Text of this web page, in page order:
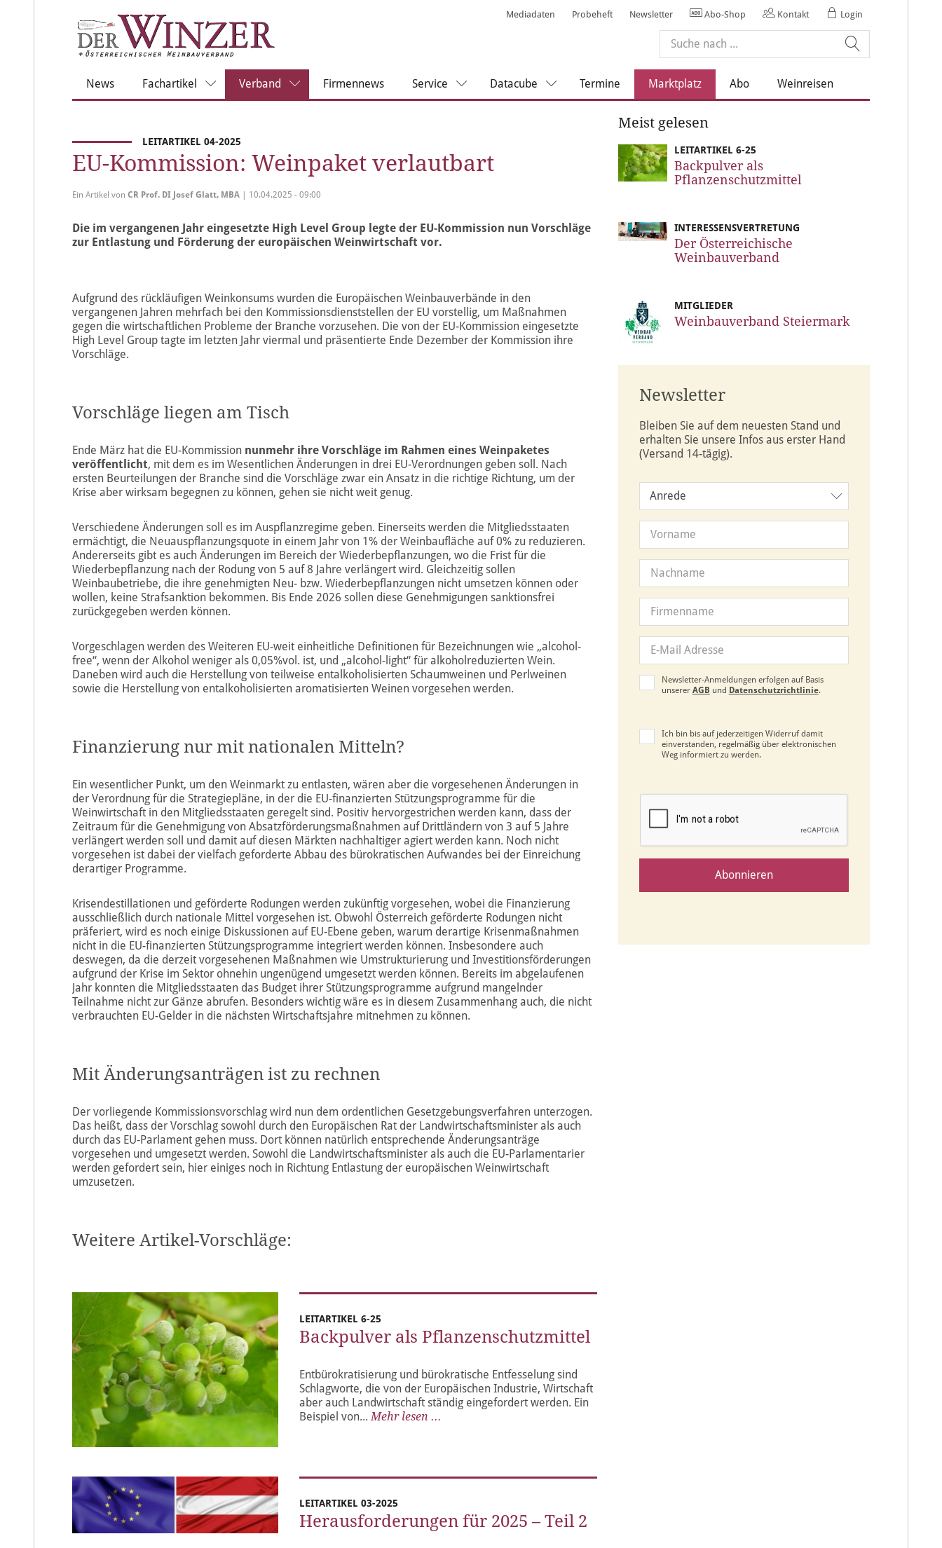
Mediadaten Probeheft Newsletter Abo-Shop Kontakt Login
News Fachartikel Verband Firmennews Service Datacube Termine Marktplatz Abo Weinreisen
LEITARTIKEL 04-2025
EU-Kommission: Weinpaket verlautbart
Ein Artikel von CR Prof. DI Josef Glatt, MBA | 10.04.2025 - 09:00
Die im vergangenen Jahr eingesetzte High Level Group legte der EU-Kommission nun Vorschläge
zur Entlastung und Förderung der europäischen Weinwirtschaft vor.
Aufgrund des rückläufigen Weinkonsums wurden die Europäischen Weinbauverbände in den
vergangenen Jahren mehrfach bei den Kommissionsdienststellen der EU vorstellig, um Maßnahmen
gegen die wirtschaftlichen Probleme der Branche vorzusehen. Die von der EU-Kommission eingesetzte
High Level Group tagte im letzten Jahr viermal und präsentierte Ende Dezember der Kommission ihre
Vorschläge.
Vorschläge liegen am Tisch
Ende März hat die EU-Kommission nunmehr ihre Vorschläge im Rahmen eines Weinpaketes
veröffentlicht, mit dem es im Wesentlichen Änderungen in drei EU-Verordnungen geben soll. Nach
ersten Beurteilungen der Branche sind die Vorschläge zwar ein Ansatz in die richtige Richtung, um der
Krise aber wirksam begegnen zu können, gehen sie nicht weit genug.
Verschiedene Änderungen soll es im Auspflanzregime geben. Einerseits werden die Mitgliedsstaaten
ermächtigt, die Neuauspflanzungsquote in einem Jahr von 1% der Weinbaufläche auf 0% zu reduzieren.
Andererseits gibt es auch Änderungen im Bereich der Wiederbepflanzungen, wo die Frist für die
Wiederbepflanzung nach der Rodung von 5 auf 8 Jahre verlängert wird. Gleichzeitig sollen
Weinbaubetriebe, die ihre genehmigten Neu- bzw. Wiederbepflanzungen nicht umsetzen können oder
wollen, keine Strafsanktion bekommen. Bis Ende 2026 sollen diese Genehmigungen sanktionsfrei
zurückgegeben werden können.
Vorgeschlagen werden des Weiteren EU-weit einheitliche Definitionen für Bezeichnungen wie „alcohol-
free“, wenn der Alkohol weniger als 0,05%vol. ist, und „alcohol-light“ für alkoholreduzierten Wein.
Daneben wird auch die Herstellung von teilweise entalkoholisierten Schaumweinen und Perlweinen
sowie die Herstellung von entalkoholisierten aromatisierten Weinen vorgesehen werden.
Finanzierung nur mit nationalen Mitteln?
Ein wesentlicher Punkt, um den Weinmarkt zu entlasten, wären aber die vorgesehenen Änderungen in
der Verordnung für die Strategiepläne, in der die EU-finanzierten Stützungsprogramme für die
Weinwirtschaft in den Mitgliedsstaaten geregelt sind. Positiv hervorgestrichen werden kann, dass der
Zeitraum für die Genehmigung von Absatzförderungsmaßnahmen auf Drittländern von 3 auf 5 Jahre
verlängert werden soll und damit auf diesen Märkten nachhaltiger agiert werden kann. Noch nicht
vorgesehen ist dabei der vielfach geforderte Abbau des bürokratischen Aufwandes bei der Einreichung
derartiger Programme.
Krisendestillationen und geförderte Rodungen werden zukünftig vorgesehen, wobei die Finanzierung
ausschließlich durch nationale Mittel vorgesehen ist. Obwohl Österreich geförderte Rodungen nicht
präferiert, wird es noch einige Diskussionen auf EU-Ebene geben, warum derartige Krisenmaßnahmen
nicht in die EU-finanzierten Stützungsprogramme integriert werden können. Insbesondere auch
deswegen, da die derzeit vorgesehenen Maßnahmen wie Umstrukturierung und Investitionsförderungen
aufgrund der Krise im Sektor ohnehin ungenügend umgesetzt werden können. Bereits im abgelaufenen
Jahr konnten die Mitgliedsstaaten das Budget ihrer Stützungsprogramme aufgrund mangelnder
Teilnahme nicht zur Gänze abrufen. Besonders wichtig wäre es in diesem Zusammenhang auch, die nicht
verbrauchten EU-Gelder in die nächsten Wirtschaftsjahre mitnehmen zu können.
Mit Änderungsanträgen ist zu rechnen
Der vorliegende Kommissionsvorschlag wird nun dem ordentlichen Gesetzgebungsverfahren unterzogen.
Das heißt, dass der Vorschlag sowohl durch den Europäischen Rat der Landwirtschaftsminister als auch
durch das EU-Parlament gehen muss. Dort können natürlich entsprechende Änderungsanträge
vorgesehen und umgesetzt werden. Sowohl die Landwirtschaftsminister als auch die EU-Parlamentarier
werden gefordert sein, hier einiges noch in Richtung Entlastung der europäischen Weinwirtschaft
umzusetzen.
Weitere Artikel-Vorschläge:
LEITARTIKEL 6-25
Backpulver als Pflanzenschutzmittel
Entbürokratisierung und bürokratische Entfesselung sind
Schlagworte, die von der Europäischen Industrie, Wirtschaft
aber auch Landwirtschaft ständig eingefordert werden. Ein
Beispiel von...Mehr lesen ...
LEITARTIKEL 03-2025
Herausforderungen für 2025 – Teil 2
Meist gelesen
LEITARTIKEL 6-25
Backpulver als
Pflanzenschutzmittel
INTERESSENSVERTRETUNG
Der Österreichische
Weinbauverband
MITGLIEDER
Weinbauverband Steiermark
Newsletter
Bleiben Sie auf dem neuesten Stand und
erhalten Sie unsere Infos aus erster Hand
(Versand 14-tägig).
Anrede
Anrede
Newsletter-Anmeldungen erfolgen auf Basis
unserer AGB und Datenschutzrichtlinie.
Ich bin bis auf jederzeitigen Widerruf damit
einverstanden, regelmäßig über elektronischen
Weg informiert zu werden.
Abonnieren